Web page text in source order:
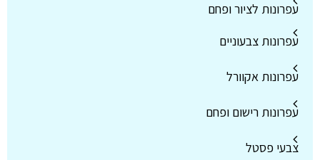
עפרונות לציור ופחם
עפרונות צבעוניים
עפרונות אקוורל
עפרונות רישום ופחם
צבעי פסטל